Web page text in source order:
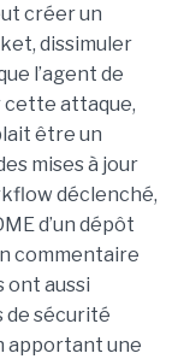
créer un
dissimuler
l’agent de
cette attaque,
être un
mises à jour
déclenché,
d’un dépôt
commentaire
ont aussi
de sécurité
apportant une